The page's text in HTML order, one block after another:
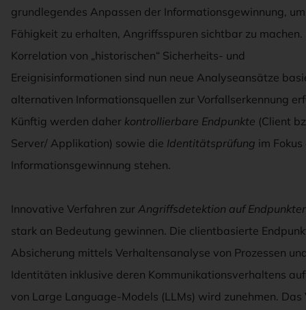
grundlegendes Anpassen der Informationsgewinnung,
Fähigkeit zu erhalten, Angriffsspuren sichtbar zu
Korrelation von „historischen“ Sicherheits- und
Ereignisinformationen sind nun neue Analyseansätze
alternativen Informationsquellen zur Vorfallserkennung
Künftig werden daher kontrollierbare Endpunkte (Client
Server/ Applikation) sowie die Identitätsprüfung im Fokus
Informationsgewinnung stehen.
Innovative Verfahren zur Angriffsdetektion auf
stark an Bedeutung gewinnen. Die clientbasierte
Absicherung mittels Verhaltensanalyse von Prozessen
Identitäten inklusive deren Kommunikationsverhaltens
von Large Language-Models (LLMs) wird zunehmen. Das